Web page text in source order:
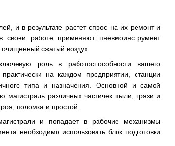
и в результате растет спрос на их ремонт и
своей работе применяют пневмоинструмент
очищенный сжатый воздух.
роль в работоспособности вашего
на каждом предприятии, станции
типа и назначения. Основной и самой
различных частичек пыли, грязи и
поломка и простой.
и попадает в рабочие механизмы
необходимо использовать блок подготовки